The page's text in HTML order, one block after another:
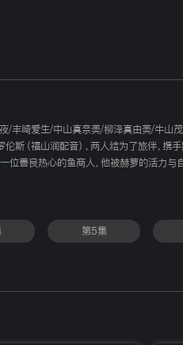
/丰崎爱生/中山真奈美/柳泽真由美/牛山茂
（福山润配音），两人结为了旅伴，
位善良热心的鱼商人，他被赫萝的活力
第5集